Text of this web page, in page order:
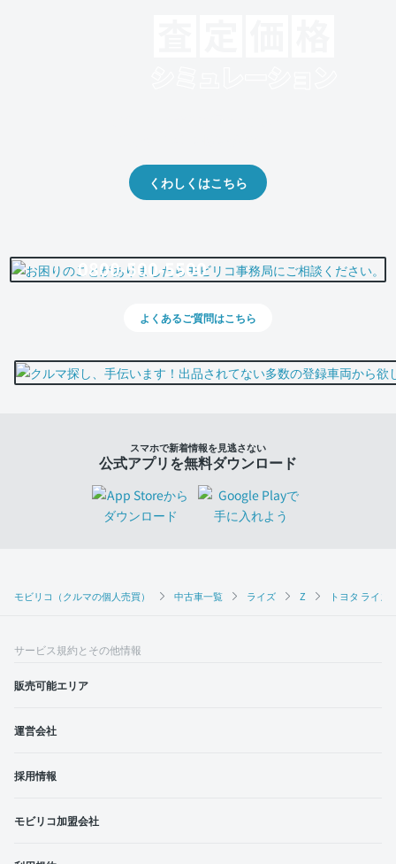
モビリコ（クルマの個人売買） 中古車一覧 ライズ Z トヨタ ライ
くわしくはこちら
0800-500-5500
よくあるご質問はこちら
スマホで新着情報を見逃さない
公式アプリを無料ダウンロード
サービス規約とその他情報
販売可能エリア
運営会社
採用情報
モビリコ加盟会社